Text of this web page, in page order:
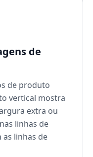
de
de produto
vertical mostra
extra ou
linhas de
linhas de